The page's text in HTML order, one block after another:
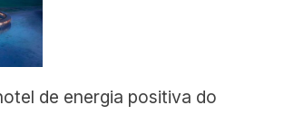
de energia positiva do